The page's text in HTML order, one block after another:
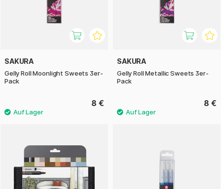
SAKURA
Gelly Roll Moonlight Sweets 3er-
Pack
8 €
SAKURA
Gelly Roll Metallic Sweets 3er-
Pack
8 €